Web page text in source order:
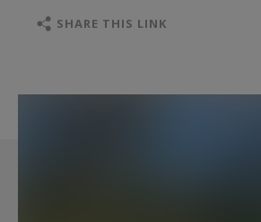
SHARE THIS LINK